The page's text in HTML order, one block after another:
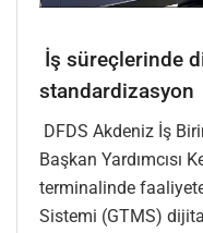
İş süreçlerinde
standardizasyon
DFDS Akdeniz İş
Başkan Yardımcısı
terminalinde
Sistemi (GTMS)